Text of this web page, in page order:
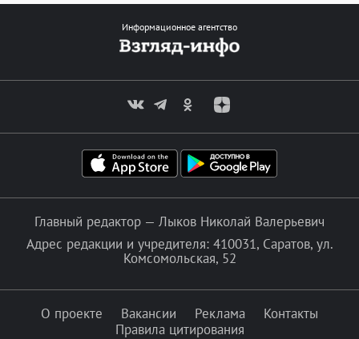
Информационное агентство
Главный редактор — Лыков Николай Валерьевич
Адрес редакции и учредителя: 410031, Саратов, ул.
Комсомольская, 52
О проекте Вакансии Реклама
Контакты
Правила цитирования